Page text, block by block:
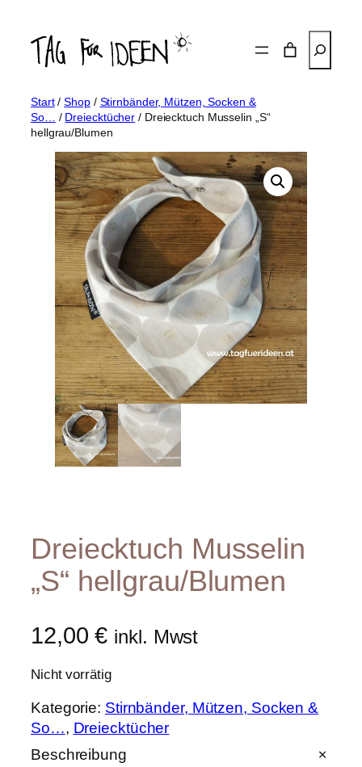
Inhalt
springen
Start/Shop/ Stirnbänder, Mützen, Socken &
So… / Dreiecktücher / Dreiecktuch Musselin „S“
hellgrau/Blumen
Dreiecktuch Musselin
„S“ hellgrau/Blumen
12,00€ inkl. Mwst
Nicht vorrätig
Kategorie: Stirnbänder, Mützen, Socken &
So…, Dreiecktücher
Beschreibung